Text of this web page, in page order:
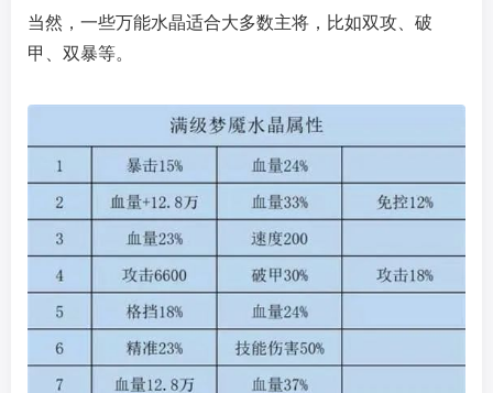
当然，一些万能水晶适合大多数主将，比如双攻、破
甲、双暴等。